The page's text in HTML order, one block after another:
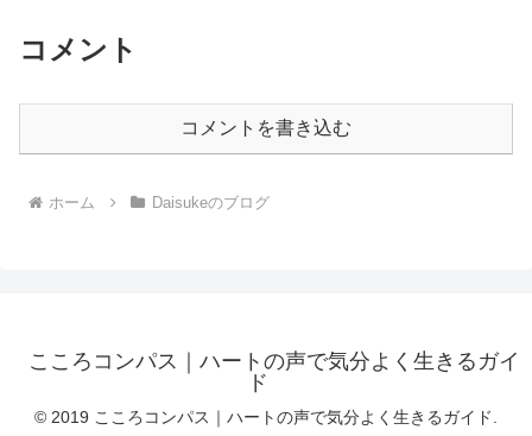
コメント
コメントを書き込む
ホーム Daisukeのブログ
こころコンパス｜ハートの声で気分よく生きるガイ
ド
© 2019 こころコンパス｜ハートの声で気分よく生きるガイド.